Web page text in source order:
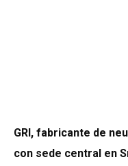
GRI, fabricante de
con sede central en